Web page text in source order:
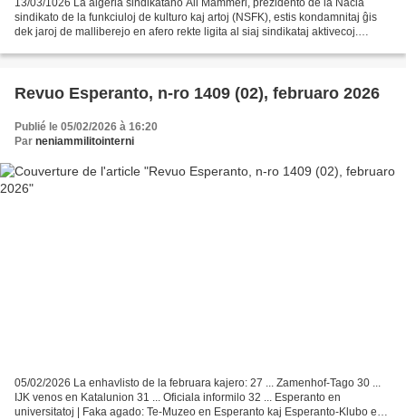
sindikato de la funkciuloj de kulturo kaj artoj (NSFK), estis kondamnitaj ĝis
dek jaroj de malliberejo en afero rekte ligita al siaj sindikataj aktivecoj.
Revuo Esperanto, n-ro 1409 (02), februaro 2026
Publié le 05/02/2026 à 16:20
Par neniammilitointerni
05/02/2026 La enhavlisto de la februara kajero: 27 ... Zamenhof-Tago 30 ...
IJK venos en Katalunion 31 ... Oficiala informilo 32 ... Esperanto en
universitatoj | Faka agado: Te-Muzeo en Esperanto kaj Esperanto-Klubo en